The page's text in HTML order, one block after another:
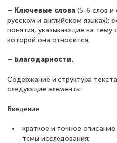
– Ключевые слова (5-6 слов и
русском и английском языках):
понятия, указывающие на тему
которой она относится.
– Благодарности.
Содержание и структура
следующие элементы:
Введение
краткое и точное
темы исследования;